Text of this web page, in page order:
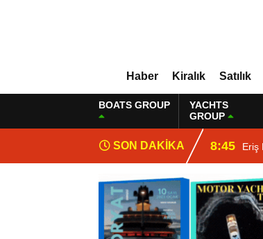
Haber Kiralık Satılık
BOATS GROUP
YACHTS
GROUP
SON DAKİKA 8:45 Eriş